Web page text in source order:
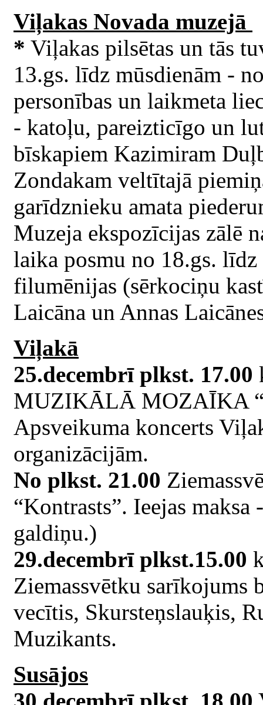
Viļakas Novada muzejā
* Viļakas pilsētas un tās
13.gs. līdz mūsdienām -
personības un laikmeta
- katoļu, pareizticīgo un
bīskapiem Kazimiram
Zondakam veltītajā
garīdznieku amata
Muzeja ekspozīcijas zālē
laika posmu no 18.gs. līdz
filumēnijas (sērkociņu
Laicāna un Annas
Viļakā
25.decembrī plkst. 17.00
MUZIKĀLĀ MOZAĪKA
Apsveikuma koncerts
organizācijām.
No plkst. 21.00
“Kontrasts”. Ieejas
galdiņu.)
29.decembrī plkst.15.00
Ziemassvētku sarīkojums
vecītis, Skursteņslauķis,
Muzikants.
Susājos